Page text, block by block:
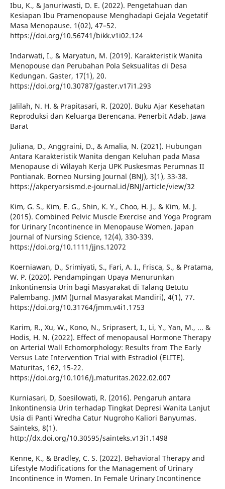
Ibu, K., & Januriwasti, D. E. (2022). Pengetahuan dan
Kesiapan Ibu Pramenopause Menghadapi Gejala Vegetatif
Masa Menopause. 1(02), 47–52.
https://doi.org/10.56741/bikk.v1i02.124
Indarwati, I., & Maryatun, M. (2019). Karakteristik Wanita
Menopouse dan Perubahan Pola Seksualitas di Desa
Kedungan. Gaster, 17(1), 20.
https://doi.org/10.30787/gaster.v17i1.293
Jalilah, N. H. & Prapitasari, R. (2020). Buku Ajar Kesehatan
Reproduksi dan Keluarga Berencana. Penerbit Adab. Jawa
Barat
Juliana, D., Anggraini, D., & Amalia, N. (2021). Hubungan
Antara Karakteristik Wanita dengan Keluhan pada Masa
Menopause di Wilayah Kerja UPK Puskesmas Perumnas II
Pontianak. Borneo Nursing Journal (BNJ), 3(1), 33-38.
https://akperyarsismd.e-journal.id/BNJ/article/view/32
Kim, G. S., Kim, E. G., Shin, K. Y., Choo, H. J., & Kim, M. J.
(2015). Combined Pelvic Muscle Exercise and Yoga Program
for Urinary Incontinence in Menopause Women. Japan
Journal of Nursing Science, 12(4), 330-339.
https://doi.org/10.1111/jjns.12072
Koerniawan, D., Srimiyati, S., Fari, A. I., Frisca, S., & Pratama,
W. P. (2020). Pendampingan Upaya Menurunkan
Inkontinensia Urin bagi Masyarakat di Talang Betutu
Palembang. JMM (Jurnal Masyarakat Mandiri), 4(1), 77.
https://doi.org/10.31764/jmm.v4i1.1753
Karim, R., Xu, W., Kono, N., Sriprasert, I., Li, Y., Yan, M., ... &
Hodis, H. N. (2022). Effect of menopausal Hormone Therapy
on Arterial Wall Echomorphology: Results from The Early
Versus Late Intervention Trial with Estradiol (ELITE).
Maturitas, 162, 15-22.
https://doi.org/10.1016/j.maturitas.2022.02.007
Kurniasari, D, Soesilowati, R. (2016). Pengaruh antara
Inkontinensia Urin terhadap Tingkat Depresi Wanita Lanjut
Usia di Panti Wredha Catur Nugroho Kaliori Banyumas.
Sainteks, 8(1).
http://dx.doi.org/10.30595/sainteks.v13i1.1498
Kenne, K., & Bradley, C. S. (2022). Behavioral Therapy and
Lifestyle Modifications for the Management of Urinary
Incontinence in Women. In Female Urinary Incontinence